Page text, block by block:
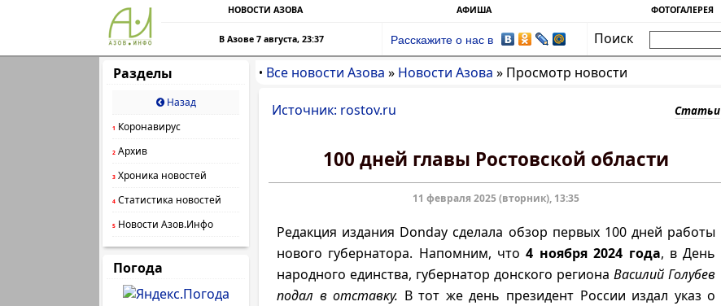
НОВОСТИ АЗОВА АФИША ФОТОГАЛЕРЕЯ
В Азове 7 августа, 23:37 Расскажите о нас в
Поиск
Разделы
Назад
1 Коронавирус
2 Архив
3 Хроника новостей
4 Статистика новостей
5 Новости Азов.Инфо
Погода
• Все новости Азова » Новости Азова » Просмотр новости
Источник: rostov.ru Статьи
100 дней главы Ростовской области
11 февраля 2025 (вторник), 13:35
Редакция издания Donday сделала обзор первых 100 дней работы
нового губернатора. Напомним, что4 ноября 2024 года, в День
народного единства, губернатор донского регионаВасилий Голубев
подал в отставку. В тот же день президент России издал указ о